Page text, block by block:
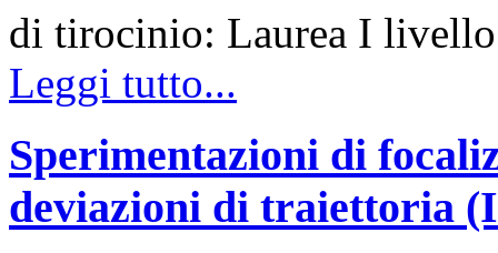
di tirocinio: Laurea I livello
Leggi tutto...
Sperimentazioni di
deviazioni di traiettoria